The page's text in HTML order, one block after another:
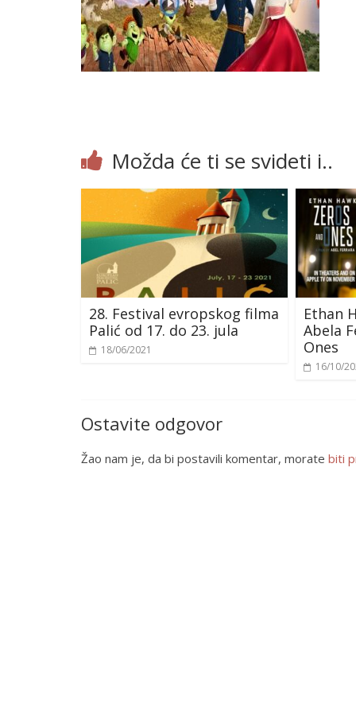
Možda će ti se svideti i..
28. Festival evropskog filma
Palić od 17. do 23. jula
18/06/2021
Ethan
Abela
Ones
16/10/
Ostavite odgovor
Žao nam je, da bi postavili komentar, morate biti